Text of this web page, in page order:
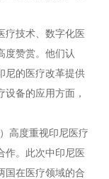
疗技术、数字化医
度赞赏。他们认
尼的医疗改革提供
备的应用方面，
高度重视印尼医疗
作。此次中印尼医
国在医疗领域的合